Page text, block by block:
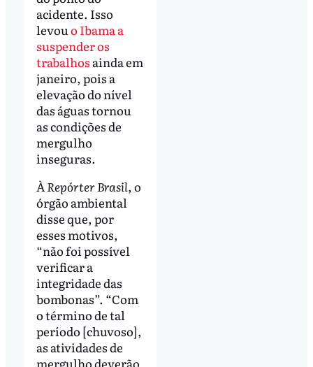
acidente. Isso
levou o Ibama a
suspender os
trabalhos ainda em
janeiro, pois a
elevação do nível
das águas tornou
as condições de
mergulho
inseguras.
À Repórter Brasil, o
órgão ambiental
disse que, por
esses motivos,
“não foi possível
verificar a
integridade das
bombonas”. “Com
o término de tal
período [chuvoso],
as atividades de
mergulho deverão